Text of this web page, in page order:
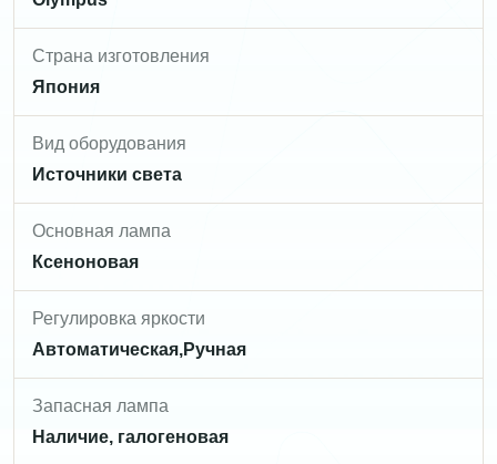
Страна изготовления
Япония
Вид оборудования
Источники света
Основная лампа
Ксеноновая
Регулировка яркости
Автоматическая,Ручная
Запасная лампа
Наличие, галогеновая